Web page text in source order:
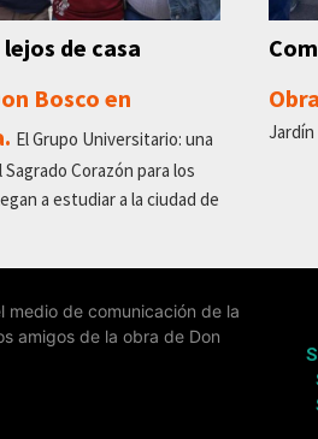
de casa
Bosco en
El Grupo Universitario: una
Corazón para los
a estudiar a la ciudad de
Jardín
medio de comunicación de la
amigos de la obra de Don